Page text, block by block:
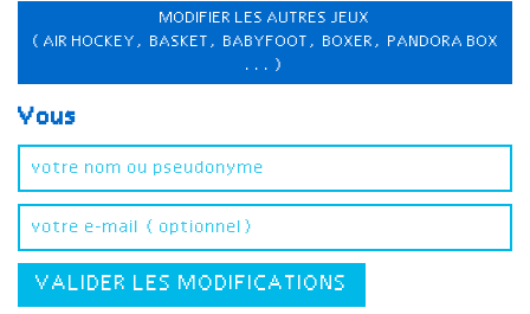
MODIFIER LES AUTRES JEUX
(AIR HOCKEY, BASKET, BABYFOOT, BOXER, PANDORA BOX
...)
Vous
VALIDER LES MODIFICATIONS